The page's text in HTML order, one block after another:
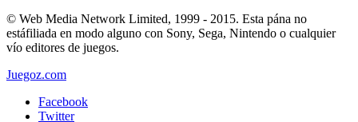
© Web Media Network Limited, 1999 - 2015. Esta pána no
estáfiliada en modo alguno con Sony, Sega, Nintendo o cualquier
vío editores de juegos.
Juegoz.com
Facebook
Twitter